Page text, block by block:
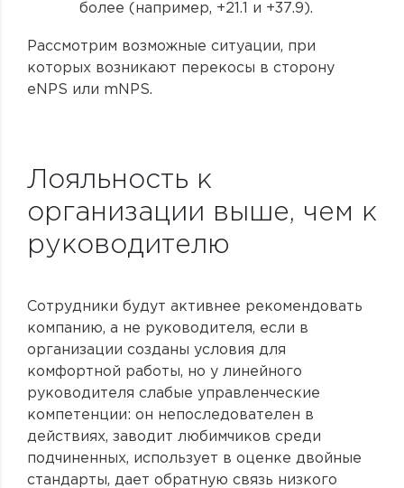
более (например, +21.1 и +37.9).
Рассмотрим возможные ситуации, при
которых возникают перекосы в сторону
eNPS или mNPS.
Лояльность к
организации выше, чем к
руководителю
Сотрудники будут активнее рекомендовать
компанию, а не руководителя, если в
организации созданы условия для
комфортной работы, но у линейного
руководителя слабые управленческие
компетенции: он непоследователен в
действиях, заводит любимчиков среди
подчиненных, использует в оценке двойные
стандарты, дает обратную связь низкого